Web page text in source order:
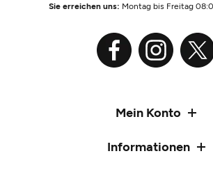
Sie erreichen uns: Montag bis Freitag
Mein Konto
Informationen